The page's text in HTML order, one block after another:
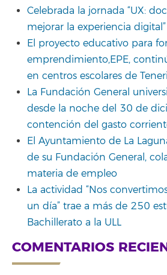
Celebrada la jornada “UX:
mejorar la experiencia digital”
El proyecto educativo para
emprendimiento,EPE,
en centros escolares de
La Fundación General
desde la noche del 30 de
contención del gasto
El Ayuntamiento de La
de su Fundación General,
materia de empleo
La actividad “Nos
un día” trae a más de 250
Bachillerato a la ULL
COMENTARIOS